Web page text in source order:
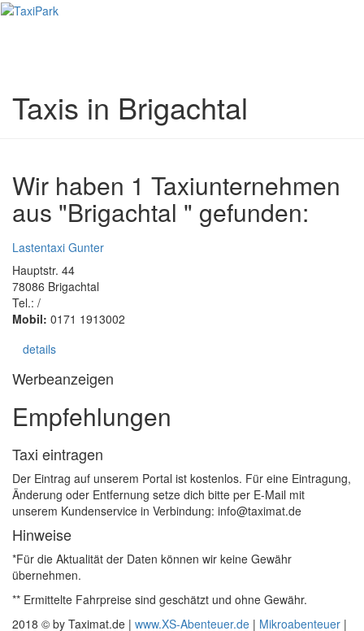
Taxis in Brigachtal
Wir haben 1 Taxiunternehmen
aus "Brigachtal " gefunden:
Lastentaxi Gunter
Hauptstr. 44
78086 Brigachtal
Tel.: /
Mobil: 0171 1913002
details
Werbeanzeigen
Empfehlungen
Taxi eintragen
Der Eintrag auf unserem Portal ist kostenlos. Für eine Eintragung,
Änderung oder Entfernung setze dich bitte per E-Mail mit
unserem Kundenservice in Verbindung: info@taximat.de
Hinweise
*Für die Aktualität der Daten können wir keine Gewähr
übernehmen.
** Ermittelte Fahrpreise sind geschätzt und ohne Gewähr.
2018 © by Taximat.de | www.XS-Abenteuer.de | Mikroabenteuer |